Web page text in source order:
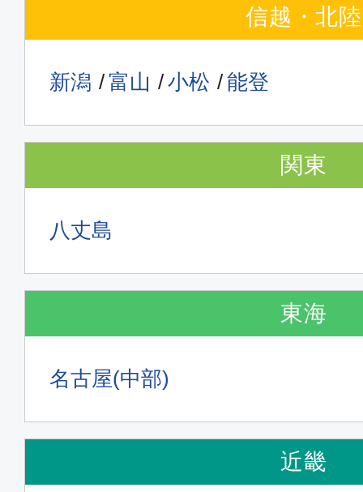
東京(羽田)
16:55
松山
JAL433
クラスJ
09:15
松山
JAL435
東京(羽田)
12:10
松山
信越・北陸
新潟 富山 小松 能登
関東
八丈島
東海
名古屋(中部)
近畿